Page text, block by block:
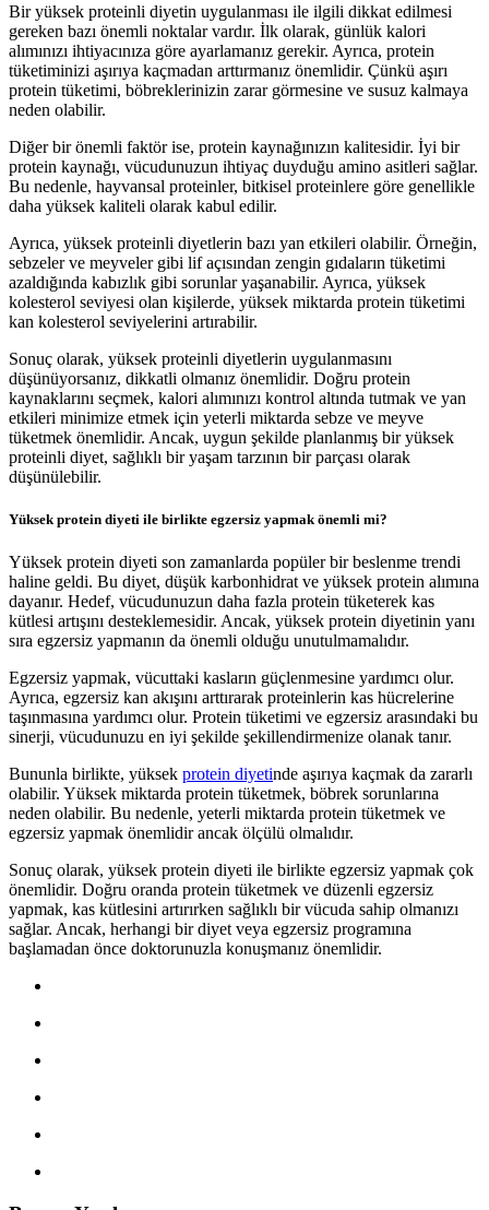
Bir yüksek proteinli diyetin uygulanması ile ilgili dikkat edilmesi
gereken bazı önemli noktalar vardır. İlk olarak, günlük kalori
alımınızı ihtiyacınıza göre ayarlamanız gerekir. Ayrıca, protein
tüketiminizi aşırıya kaçmadan arttırmanız önemlidir. Çünkü aşırı
protein tüketimi, böbreklerinizin zarar görmesine ve susuz kalmaya
neden olabilir.
Diğer bir önemli faktör ise, protein kaynağınızın kalitesidir. İyi bir
protein kaynağı, vücudunuzun ihtiyaç duyduğu amino asitleri sağlar.
Bu nedenle, hayvansal proteinler, bitkisel proteinlere göre genellikle
daha yüksek kaliteli olarak kabul edilir.
Ayrıca, yüksek proteinli diyetlerin bazı yan etkileri olabilir. Örneğin,
sebzeler ve meyveler gibi lif açısından zengin gıdaların tüketimi
azaldığında kabızlık gibi sorunlar yaşanabilir. Ayrıca, yüksek
kolesterol seviyesi olan kişilerde, yüksek miktarda protein tüketimi
kan kolesterol seviyelerini artırabilir.
Sonuç olarak, yüksek proteinli diyetlerin uygulanmasını
düşünüyorsanız, dikkatli olmanız önemlidir. Doğru protein
kaynaklarını seçmek, kalori alımınızı kontrol altında tutmak ve yan
etkileri minimize etmek için yeterli miktarda sebze ve meyve
tüketmek önemlidir. Ancak, uygun şekilde planlanmış bir yüksek
proteinli diyet, sağlıklı bir yaşam tarzının bir parçası olarak
düşünülebilir.
Yüksek protein diyeti ile birlikte egzersiz yapmak önemli mi?
Yüksek protein diyeti son zamanlarda popüler bir beslenme trendi
haline geldi. Bu diyet, düşük karbonhidrat ve yüksek protein alımına
dayanır. Hedef, vücudunuzun daha fazla protein tüketerek kas
kütlesi artışını desteklemesidir. Ancak, yüksek protein diyetinin yanı
sıra egzersiz yapmanın da önemli olduğu unutulmamalıdır.
Egzersiz yapmak, vücuttaki kasların güçlenmesine yardımcı olur.
Ayrıca, egzersiz kan akışını arttırarak proteinlerin kas hücrelerine
taşınmasına yardımcı olur. Protein tüketimi ve egzersiz arasındaki bu
sinerji, vücudunuzu en iyi şekilde şekillendirmenize olanak tanır.
Bununla birlikte, yüksek protein diyetinde aşırıya kaçmak da zararlı
olabilir. Yüksek miktarda protein tüketmek, böbrek sorunlarına
neden olabilir. Bu nedenle, yeterli miktarda protein tüketmek ve
egzersiz yapmak önemlidir ancak ölçülü olmalıdır.
Sonuç olarak, yüksek protein diyeti ile birlikte egzersiz yapmak çok
önemlidir. Doğru oranda protein tüketmek ve düzenli egzersiz
yapmak, kas kütlesini artırırken sağlıklı bir vücuda sahip olmanızı
sağlar. Ancak, herhangi bir diyet veya egzersiz programına
başlamadan önce doktorunuzla konuşmanız önemlidir.